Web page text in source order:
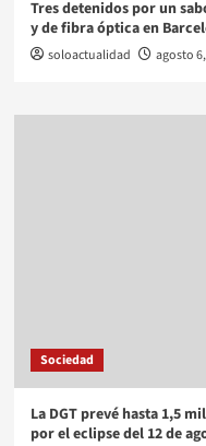
Tres detenidos por un
y de fibra óptica en
soloactualidad agosto
Sociedad
La DGT prevé hasta 1,5
por el eclipse del 12 de